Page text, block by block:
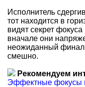
Исполнитель
тот находится в
видят секрет
вначале они
неожиданный финал
смешно.
Рекомендуем
Эффектные фокусы